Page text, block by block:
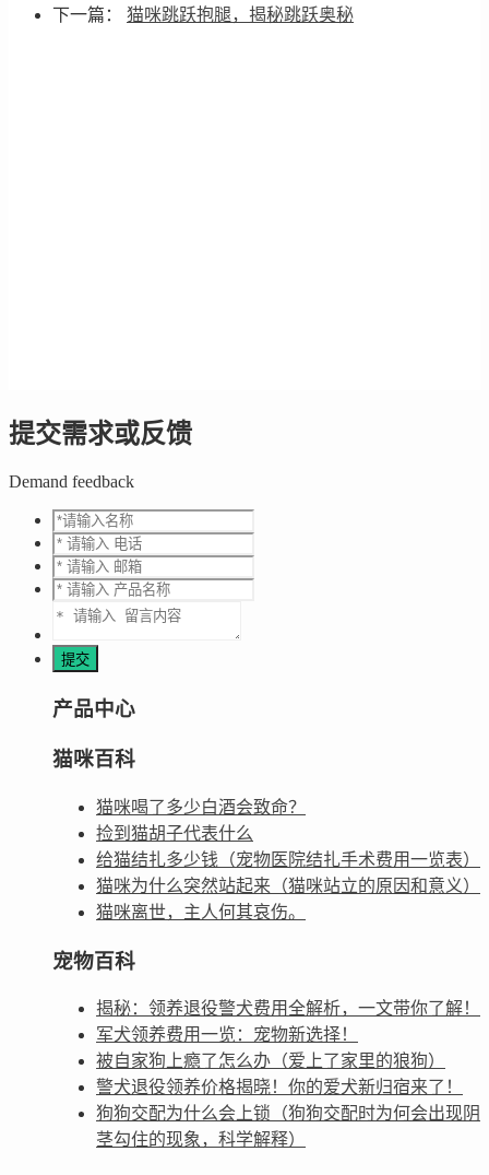
下一篇： 猫咪跳跃抱腿，揭秘跳跃奥秘
提交需求或反馈
Demand feedback
产品中心
猫咪百科
猫咪喝了多少白酒会致命？
捡到猫胡子代表什么
给猫结扎多少钱（宠物医院结扎手术费用一览表）
猫咪为什么突然站起来（猫咪站立的原因和意义）
猫咪离世，主人何其哀伤。
宠物百科
揭秘：领养退役警犬费用全解析，一文带你了解！
军犬领养费用一览：宠物新选择！
被自家狗上瘾了怎么办（爱上了家里的狼狗）
警犬退役领养价格揭晓！你的爱犬新归宿来了！
狗狗交配为什么会上锁（狗狗交配时为何会出现阴
茎勾住的现象，科学解释）